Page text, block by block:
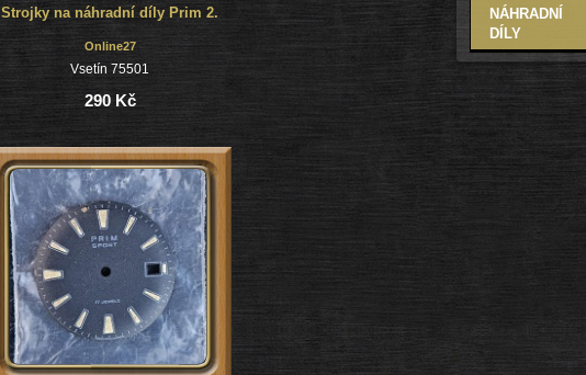
NÁHRADNÍ
DÍLY
Strojky na náhradní díly Prim 2.
Online27
Vsetín 75501
290 Kč